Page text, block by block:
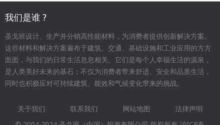
我们是谁 ?
圣戈班设计、生产并分销高性能材料，为消费者提供创新解决方案。
这些材料和解决方案遍布于建筑、交通、基础设施和工业应用的方方
面面，与我们的日常生活息息相关。它们是每个人幸福生活的源泉，
是人类美好未来的基石；不仅为消费者带来舒适、安全和品质生活，
同时也积极应对可持续建筑、能效和气候变化带来的挑战。
Footer
关于我们 联系我们 网站地图
法律声明